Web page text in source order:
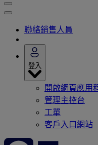
聯絡銷售人員
登入
開啟網頁應用
管理主控台
工單
客戶入口網站